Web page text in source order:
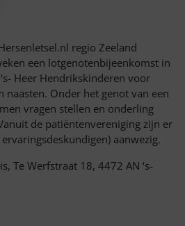
regio Zeeland
een lotgenotenbijeenkomst in
Heer Hendrikskinderen voor
naasten. Onder het genot van een
vragen stellen en onderling
de patiëntenvereniging zijn er
aanwezig.
Te Werfstraat 18, 4472 AN ‘s-